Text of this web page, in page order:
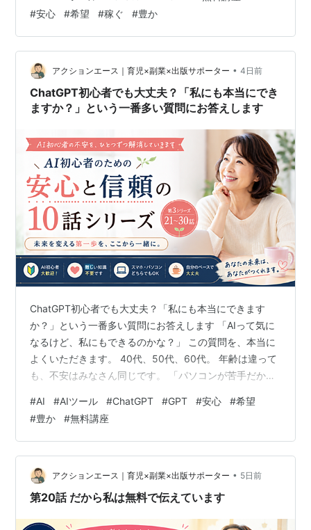
いは、とても大切だと思っています。 人生は一日で変わ
るものではありません もし誰かに、 「この講座を受けれ
ば人生が変わります。」 と言われたら、あなたはどう思
いますか？ 私は少し疑ってしまいます。 人生はそんなに
簡単なものではありません。 仕事も。 収入も。 生活
も。 少しずつ積…
#安心 #希望 #稼ぐ #豊か
アクションエース｜育児×副業×出版サポーター • 4日前
ChatGPT初心者でも大丈夫？「私にも本当にでき
ますか？」という一番多い質問にお答えします
ChatGPT初心者でも大丈夫？「私にも本当にできます
か？」という一番多い質問にお答えします 「AIって気に
なるけど、私にもできるのかな？」 この質問を、本当に
よくいただきます。 40代、50代、60代。 年齢は違って
も、不安はみなさん同じです。 「パソコンが苦手だか
たいに覚えられない。」 そんな声を聞くたびに、私はい
つも同じことを思います。 その不安を持っていること
は、決して恥ずかしいことではありません。 むしろ、新
しいことに興味を持ったからこそ出てくる、ごく自然な
気持ちです。 今日は、その不安についてお話ししたいと
思います。 「難しそう…
#AI #AIツール #ChatGPT #GPT #安心 #希望
#豊か #無料講座
アクションエース｜育児×副業×出版サポーター • 5日前
第20話 だから私は無料で伝えています